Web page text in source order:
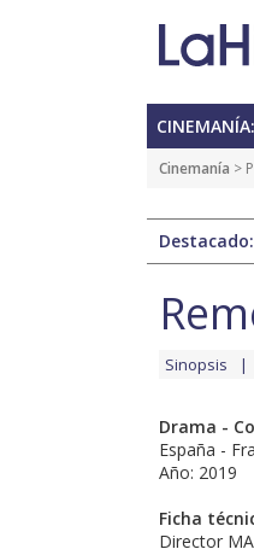
CINEMANÍA:
Cinemanía >
Destacado:
Sinopsis
Drama -
España -
Año: 2019
Ficha
Director